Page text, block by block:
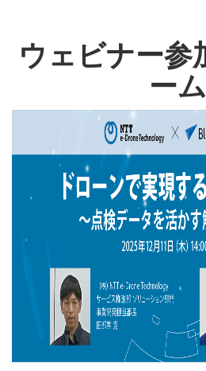
ウェビナー参
ーム